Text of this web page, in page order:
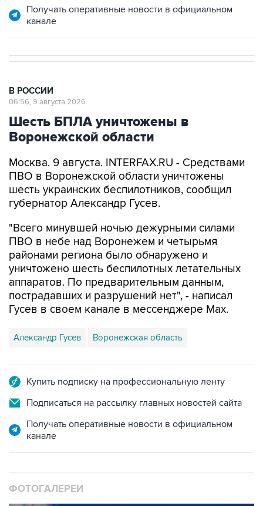
Шесть БПЛА уничтожены в
Воронежской области
Москва. 9 августа. INTERFAX.RU - Средствами
шесть украинских беспилотников, сообщил
губернатор Александр Гусев.
"Всего минувшей ночью дежурными силами
районами региона было обнаружено и
уничтожено шесть беспилотных летательных
аппаратов. По предварительным данным,
пострадавших и разрушений нет", - написал
Гусев в своем канале в мессенджере Max.
Александр Гусев Воронежская область
Подписаться на рассылку главных новостей сайта
Получать оперативные новости в официальном